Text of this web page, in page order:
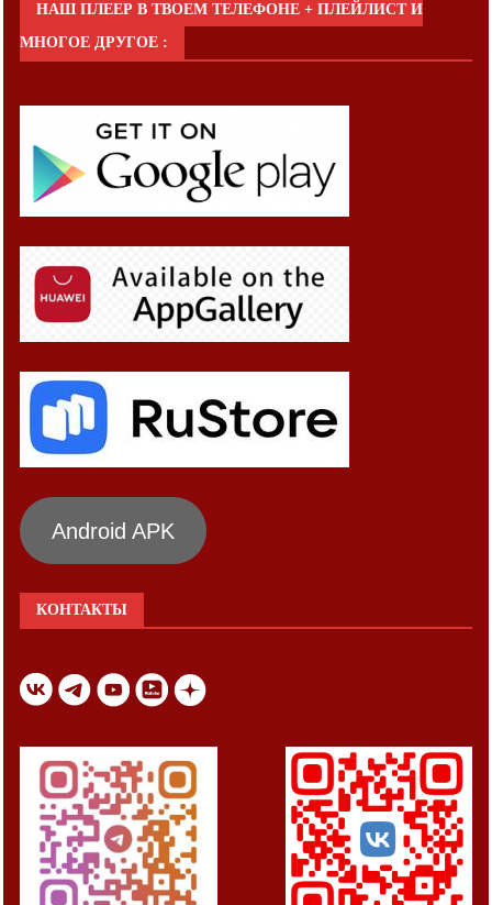
НАШ ПЛЕЕР В ТВОЕМ ТЕЛЕФОНЕ + ПЛЕЙЛИСТ И
МНОГОЕ ДРУГОЕ :
Android APK
КОНТАКТЫ